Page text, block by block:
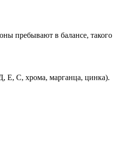
пребывают в балансе, такого
Е, С, хрома, марганца, цинка).